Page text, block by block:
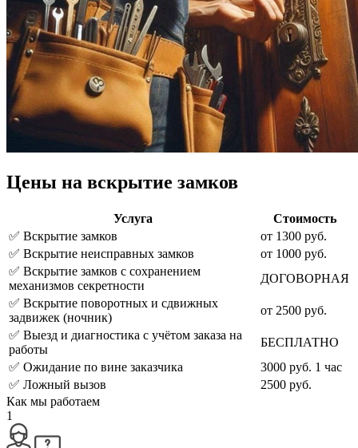
Цены на вскрытие замков
Услуга
Стоимость
✅️ Вскрытие замков
от 1300 руб.
✅️ Вскрытие неисправных замков
от 1000 руб.
✅️ Вскрытие замков с сохранением
механизмов секретности
ДОГОВОРНАЯ
✅️ Вскрытие поворотных и сдвижных
задвижек (ночник)
от 2500 руб.
✅️ Выезд и диагностика с учётом заказа на
работы
БЕСПЛАТНО
✅️ Ожидание по вине заказчика
3000 руб. 1 час
✅️ Ложный вызов
2500 руб.
Как мы работаем
1